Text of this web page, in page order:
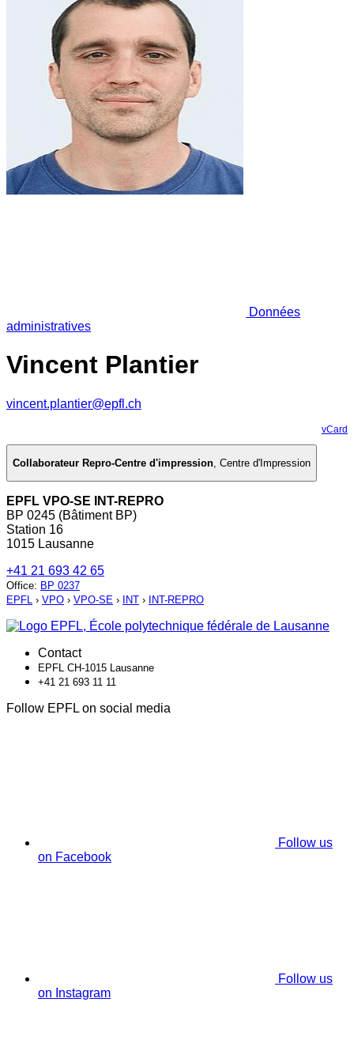
Données
administratives
Vincent Plantier
vincent.plantier@epfl.ch
vCard
Collaborateur Repro-Centre d'impression, Centre d'Impression
EPFL VPO-SE INT-REPRO
BP 0245 (Bâtiment BP)
Station 16
1015 Lausanne
+41 21 693 42 65
Office: BP 0237
EPFL › VPO › VPO-SE › INT › INT-REPRO
Contact
EPFL CH-1015 Lausanne
+41 21 693 11 11
Follow EPFL on social media
Follow us
on Facebook
Follow us
on Instagram